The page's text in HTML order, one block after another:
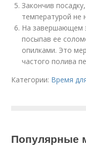
Закончив
температурой не
На завершающем
посыпав ее
опилками. Это
частого полива
Категории: Время
Популярные